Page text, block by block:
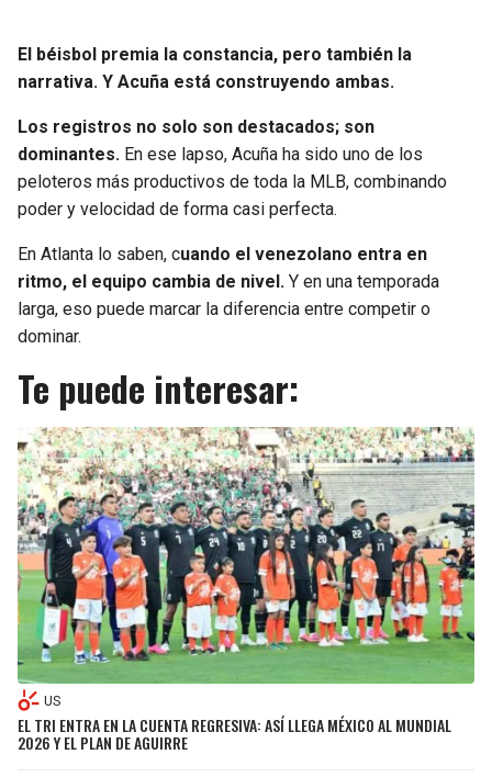
El béisbol premia la constancia, pero también la
narrativa. Y Acuña está construyendo ambas.
Los registros no solo son destacados; son
dominantes. En ese lapso, Acuña ha sido uno de los
peloteros más productivos de toda la MLB, combinando
poder y velocidad de forma casi perfecta.
En Atlanta lo saben, cuando el venezolano entra en
ritmo, el equipo cambia de nivel. Y en una temporada
larga, eso puede marcar la diferencia entre competir o
dominar.
Te puede interesar:
US
EL TRI ENTRA EN LA CUENTA REGRESIVA: ASÍ LLEGA MÉXICO AL MUNDIAL
2026 Y EL PLAN DE AGUIRRE